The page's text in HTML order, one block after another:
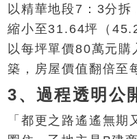
以精華地段7：3分
縮小至31.64坪（
以每坪單價80萬元購
築，房屋價值翻倍至
3、過程透明公
「都更之路遙遙無